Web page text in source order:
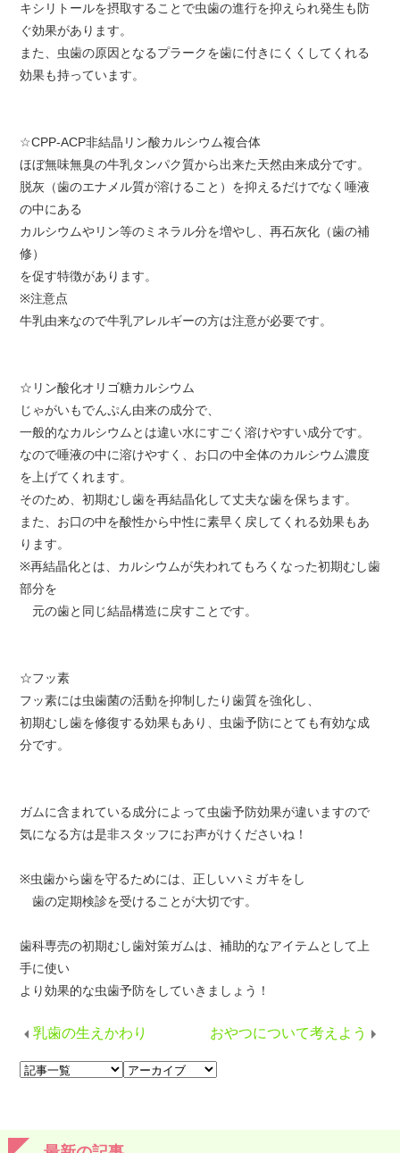
キシリトールを摂取することで虫歯の進行を抑えられ発生も防
ぐ効果があります。
また、虫歯の原因となるプラークを歯に付きにくくしてくれる
効果も持っています。
☆CPP-ACP非結晶リン酸カルシウム複合体
ほぼ無味無臭の牛乳タンパク質から出来た天然由来成分です。
脱灰（歯のエナメル質が溶けること）を抑えるだけでなく唾液
の中にある
カルシウムやリン等のミネラル分を増やし、再石灰化（歯の補
修）
を促す特徴があります。
※注意点
牛乳由来なので牛乳アレルギーの方は注意が必要です。
☆リン酸化オリゴ糖カルシウム
じゃがいもでんぷん由来の成分で、
一般的なカルシウムとは違い水にすごく溶けやすい成分です。
なので唾液の中に溶けやすく、お口の中全体のカルシウム濃度
を上げてくれます。
そのため、初期むし歯を再結晶化して丈夫な歯を保ちます。
また、お口の中を酸性から中性に素早く戻してくれる効果もあ
ります。
※再結晶化とは、カルシウムが失われてもろくなった初期むし歯
部分を
元の歯と同じ結晶構造に戻すことです。
☆フッ素
フッ素には虫歯菌の活動を抑制したり歯質を強化し、
初期むし歯を修復する効果もあり、虫歯予防にとても有効な成
分です。
ガムに含まれている成分によって虫歯予防効果が違いますので
気になる方は是非スタッフにお声がけくださいね！
※虫歯から歯を守るためには、正しいハミガキをし
歯の定期検診を受けることが大切です。
歯科専売の初期むし歯対策ガムは、補助的なアイテムとして上
手に使い
より効果的な虫歯予防をしていきましょう！
乳歯の生えかわり おやつについて考えよう